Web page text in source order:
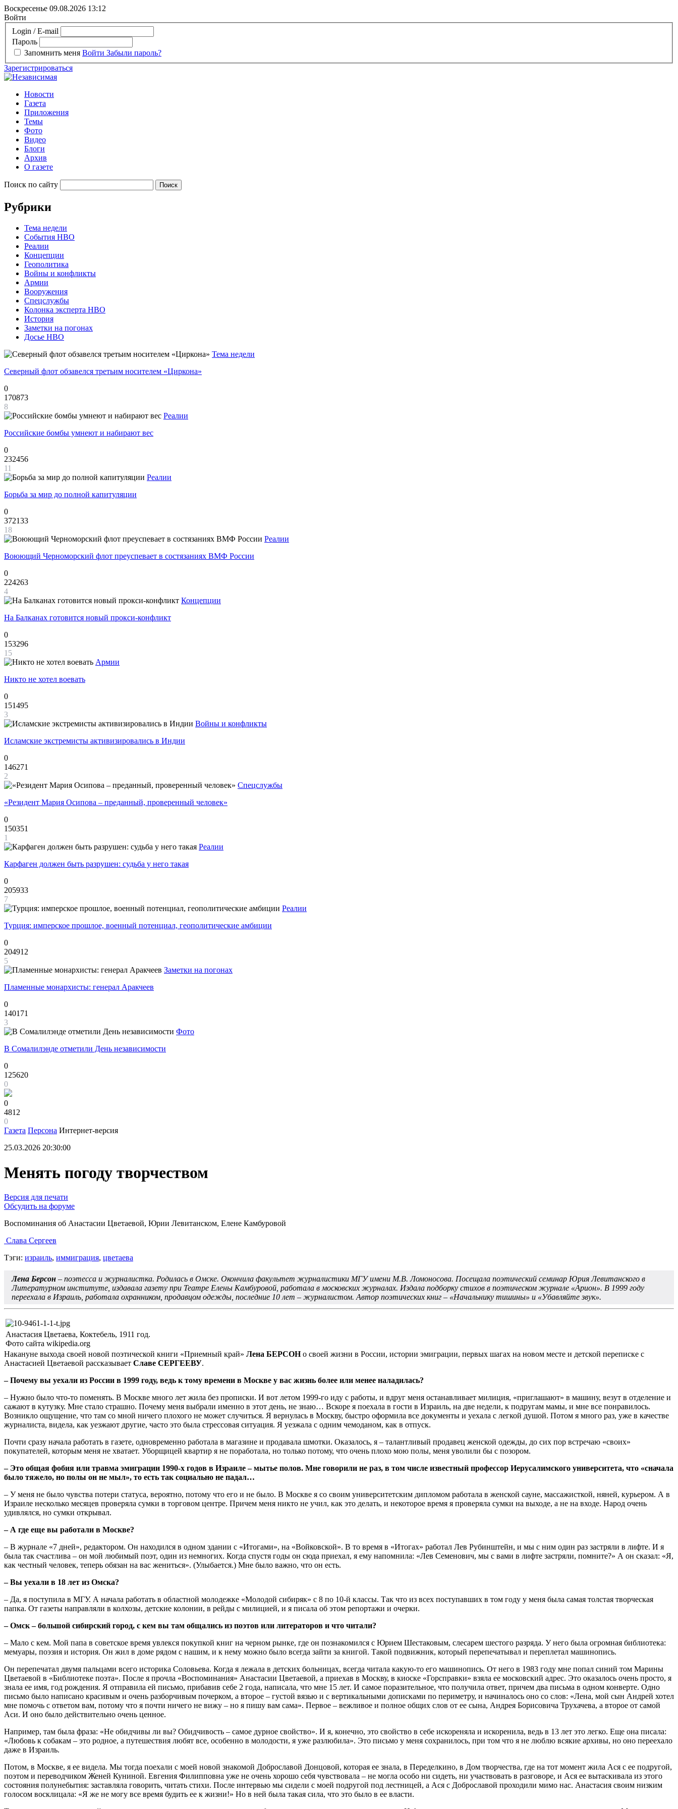
Воскресенье 09.08.2026 13:12
Войти
Login / E-mail
Пароль
Запомнить меня Войти Забыли пароль?
Зарегистрироваться
Новости
Газета
Приложения
Темы
Фото
Видео
Блоги
Архив
О газете
Поиск по сайту
Рубрики
Тема недели
События НВО
Реалии
Концепции
Геополитика
Войны и конфликты
Армии
Вооружения
Спецслужбы
Колонка эксперта НВО
История
Заметки на погонах
Досье НВО
Тема недели
Северный флот обзавелся третьим носителем «Циркона»
0
170873
8
Реалии
Российские бомбы умнеют и набирают вес
0
232456
11
Реалии
Борьба за мир до полной капитуляции
0
372133
18
Реалии
Воюющий Черноморский флот преуспевает в состязаниях ВМФ России
0
224263
4
Концепции
На Балканах готовится новый прокси-конфликт
0
153296
15
Армии
Никто не хотел воевать
0
151495
3
Войны и конфликты
Исламские экстремисты активизировались в Индии
0
146271
2
Спецслужбы
«Резидент Мария Осипова – преданный, проверенный человек»
0
150351
1
Реалии
Карфаген должен быть разрушен: судьба у него такая
0
205933
7
Реалии
Турция: имперское прошлое, военный потенциал, геополитические амбиции
0
204912
5
Заметки на погонах
Пламенные монархисты: генерал Аракчеев
0
140171
3
Фото
В Сомалилэнде отметили День независимости
0
125620
0
0
4812
0
Газета Персона Интернет-версия
25.03.2026 20:30:00
Менять погоду творчеством
Версия для печати
Обсудить на форуме
Воспоминания об Анастасии Цветаевой, Юрии Левитанском, Елене Камбуровой
Слава Сергеев
Тэги: израиль, иммиграция, цветаева
Лена Берсон – поэтесса и журналистка. Родилась в Омске. Окончила факультет журналистики МГУ имени М.В. Ломоносова. Посещала поэтический семинар Юрия Левитанского в
Литературном институте, издавала газету при Театре Елены Камбуровой, работала в московских журналах. Издала подборку стихов в поэтическом журнале «Арион». В 1999 году
переехала в Израиль, работала охранником, продавцом одежды, последние 10 лет – журналистом. Автор поэтических книг – «Начальнику тишины» и «Убавляйте звук».
Анастасия Цветаева, Коктебель, 1911 год.
Фото сайта wikipedia.org
Накануне выхода своей новой поэтической книги «Приемный край» Лена БЕРСОНо своей жизни в России, истории эмиграции, первых шагах на новом месте и детской переписке с
Анастасией Цветаевой рассказывает Славе СЕРГЕЕВУ.
– Почему вы уехали из России в 1999 году, ведь к тому времени в Москве у вас жизнь более или менее наладилась?
– Нужно было что-то поменять. В Москве много лет жила без прописки. И вот летом 1999-го иду с работы, и вдруг меня останавливает милиция, «приглашают» в машину, везут в отделение и
сажают в кутузку. Мне стало страшно. Почему меня выбрали именно в этот день, не знаю… Вскоре я поехала в гости в Израиль, на две недели, к подругам мамы, и мне все понравилось.
Возникло ощущение, что там со мной ничего плохого не может случиться. Я вернулась в Москву, быстро оформила все документы и уехала с легкой душой. Потом я много раз, уже в качестве
журналиста, видела, как уезжают другие, часто это была стрессовая ситуация. Я уезжала с одним чемоданом, как в отпуск.
Почти сразу начала работать в газете, одновременно работала в магазине и продавала шмотки. Оказалось, я – талантливый продавец женской одежды, до сих пор встречаю «своих»
покупателей, которым меня не хватает. Уборщицей квартир я не поработала, но только потому, что очень плохо мою полы, меня уволили бы с позором.
– Это общая фобия или травма эмиграции 1990-х годов в Израиле – мытье полов. Мне говорили не раз, в том числе известный профессор Иерусалимского университета, что «сначала
было тяжело, но полы он не мыл», то есть так социально не падал…
– У меня не было чувства потери статуса, вероятно, потому что его и не было. В Москве я со своим университетским дипломом работала в женской сауне, массажисткой, няней, курьером. А в
Израиле несколько месяцев проверяла сумки в торговом центре. Причем меня никто не учил, как это делать, и некоторое время я проверяла сумки на выходе, а не на входе. Народ очень
удивлялся, но сумки открывал.
– А где еще вы работали в Москве?
– В журнале «7 дней», редактором. Он находился в одном здании с «Итогами», на «Войковской». В то время в «Итогах» работал Лев Рубинштейн, и мы с ним один раз застряли в лифте. И я
была так счастлива – он мой любимый поэт, один из немногих. Когда спустя годы он сюда приехал, я ему напомнила: «Лев Семенович, мы с вами в лифте застряли, помните?» А он сказал: «Я,
как честный человек, теперь обязан на вас жениться». (Улыбается.) Мне было важно, что он есть.
– Вы уехали в 18 лет из Омска?
– Да, я поступила в МГУ. А начала работать в областной молодежке «Молодой сибиряк» с 8 по 10-й классы. Так что из всех поступавших в том году у меня была самая толстая творческая
папка. От газеты направляли в колхозы, детские колонии, в рейды с милицией, и я писала об этом репортажи и очерки.
– Омск – большой сибирский город, с кем вы там общались из поэтов или литераторов и что читали?
– Мало с кем. Мой папа в советское время увлекся покупкой книг на черном рынке, где он познакомился с Юрием Шестаковым, слесарем шестого разряда. У него была огромная библиотека:
мемуары, поэзия и история. Он жил в доме рядом с нашим, и к нему можно было всегда зайти за книгой. Такой подвижник, который перепечатывал и переплетал машинопись.
Он перепечатал двумя пальцами всего историка Соловьева. Когда я лежала в детских больницах, всегда читала какую-то его машинопись. От него в 1983 году мне попал синий том Марины
Цветаевой в «Библиотеке поэта». После я прочла «Воспоминания» Анастасии Цветаевой, а приехав в Москву, в киоске «Горсправки» взяла ее московский адрес. Это оказалось очень просто, я
знала ее имя, год рождения. Я отправила ей письмо, прибавив себе 2 года, написала, что мне 15 лет. И самое поразительное, что получила ответ, причем два письма в одном конверте. Одно
письмо было написано красивым и очень разборчивым почерком, а второе – густой вязью и с вертикальными дописками по периметру, и начиналось оно со слов: «Лена, мой сын Андрей хотел
мне помочь с ответом вам, потому что я почти ничего не вижу – но я пишу вам сама». Первое – вежливое и полное общих слов от ее сына, Андрея Борисовича Трухачева, а второе от самой
Аси. И оно было действительно очень ценное.
Например, там была фраза: «Не обидчивы ли вы? Обидчивость – самое дурное свойство». И я, конечно, это свойство в себе искореняла и искоренила, ведь в 13 лет это легко. Еще она писала:
«Любовь к собакам – это родное, а путешествия любят все, особенно в молодости, я уже разлюбила». Это письмо у меня сохранилось, при том что я не люблю всякие архивы, но оно переехало
даже в Израиль.
Потом, в Москве, я ее видела. Мы тогда поехали с моей новой знакомой Доброславой Донцовой, которая ее знала, в Переделкино, в Дом творчества, где на тот момент жила Ася с ее подругой,
поэтом и переводчиком Женей Куниной. Евгения Филипповна уже не очень хорошо себя чувствовала – не могла особо ни сидеть, ни участвовать в разговоре, и Ася ее вытаскивала из этого
состояния полунебытия: заставляла говорить, читать стихи. После интервью мы сидели с моей подругой под лестницей, а Ася с Доброславой проходили мимо нас. Анастасия своим низким
голосом восклицала: «Я же не могу все время будить ее к жизни!» Но в ней была такая сила, что это было в ее власти.